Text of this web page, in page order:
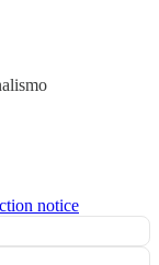
notice